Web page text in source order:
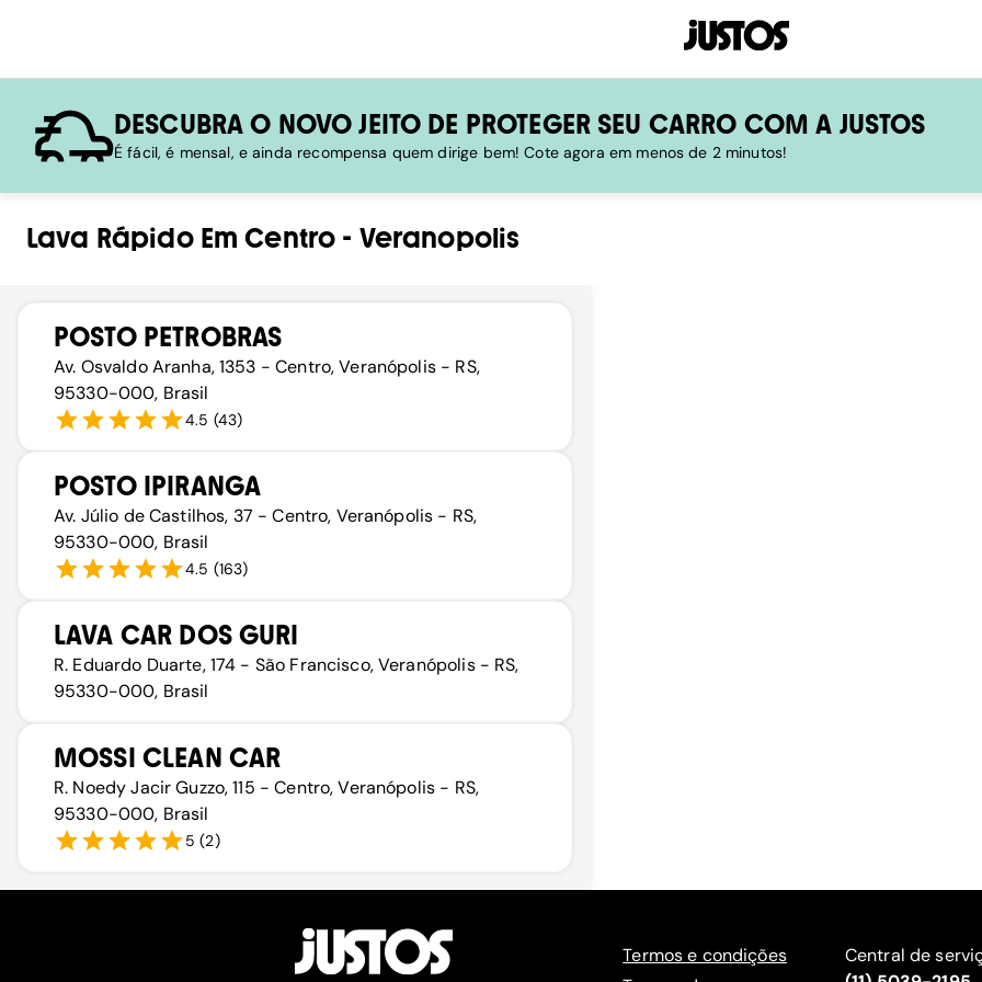
DESCUBRA O NOVO JEITO DE PROTEGER SEU CARRO COM A JUSTOS
É fácil, é mensal, e ainda recompensa quem dirige bem! Cote agora em menos de 2 minutos!
Lava RápidoEmCentro - Veranopolis
POSTO PETROBRAS
Av. Osvaldo Aranha, 1353 - Centro, Veranópolis - RS,
95330-000, Brasil
4.5 (43)
POSTO IPIRANGA
Av. Júlio de Castilhos, 37 - Centro, Veranópolis - RS,
95330-000, Brasil
4.5 (163)
LAVA CAR DOS GURI
R. Eduardo Duarte, 174 - São Francisco, Veranópolis - RS,
95330-000, Brasil
MOSSI CLEAN CAR
R. Noedy Jacir Guzzo, 115 - Centro, Veranópolis - RS,
95330-000, Brasil
5 (2)
Termos e condições
Central de